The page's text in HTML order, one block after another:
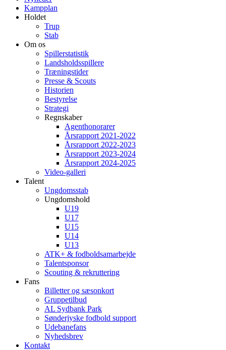
Kampplan
Holdet
Trup
Stab
Om os
Spillerstatistik
Landsholdsspillere
Træningstider
Presse & Scouts
Historien
Bestyrelse
Strategi
Regnskaber
Agenthonorarer
Årsrapport 2021-2022
Årsrapport 2022-2023
Årsrapport 2023-2024
Årsrapport 2024-2025
Video-galleri
Talent
Ungdomsstab
Ungdomshold
U19
U17
U15
U14
U13
ATK+ & fodboldsamarbejde
Talentsponsor
Scouting & rekruttering
Fans
Billetter og sæsonkort
Gruppetilbud
AL Sydbank Park
Sønderjyske fodbold support
Udebanefans
Nyhedsbrev
Kontakt